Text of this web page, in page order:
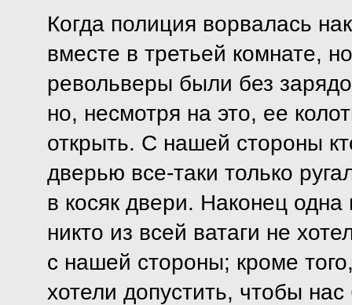
Когда полиция ворвалась
вместе в третьей комнате,
револьверы были без
но, несмотря на это, ее
открыть. С нашей стороны
дверью все-таки только
в косяк двери. Наконец
никто из всей ватаги не
с нашей стороны; кроме
хотели допустить, чтобы